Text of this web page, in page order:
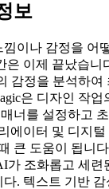
보
이나 감정을 어
은 이제 끝났습
감정을 분석하여
은 디자인 작
너를 설정하고
에이터 및 디지
큰 도움이 됩니
가 조화롭고 세
. 텍스트 기반